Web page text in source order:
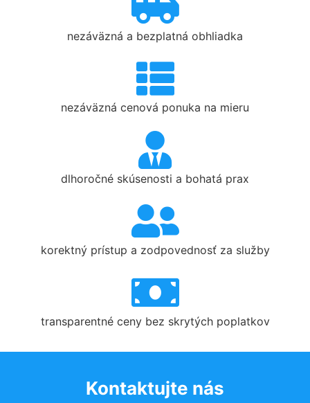
nezáväzná a bezplatná obhliadka
nezáväzná cenová ponuka na mieru
dlhoročné skúsenosti a bohatá prax
korektný prístup a zodpovednosť za služby
transparentné ceny bez skrytých poplatkov
Kontaktujte nás